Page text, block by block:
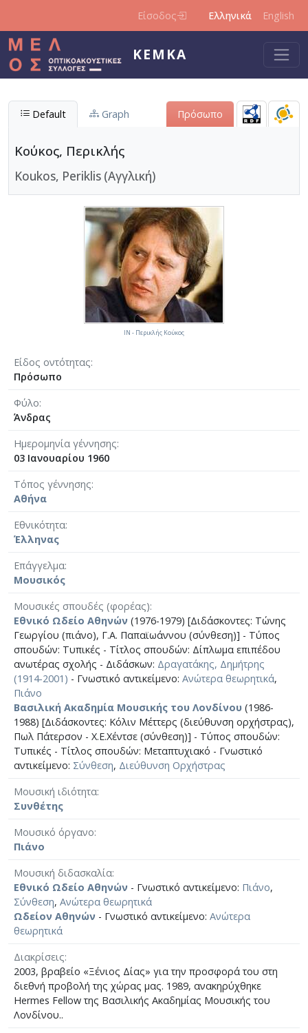
Είσοδος Ελληνικά English
ΚΕΜΚΑ
Default Graph Πρόσωπο
Κούκος, Περικλής
Koukos, Periklis (Αγγλική)
Είδος οντότητας
Πρόσωπο
Φύλο
Άνδρας
Ημερομηνία γέννησης
03 Ιανουαρίου 1960
Τόπος γέννησης
Αθήνα
Εθνικότητα
Έλληνας
Επάγγελμα
Μουσικός
Μουσικές σπουδές (φορέας)
Εθνικό Ωδείο Αθηνών (1976-1979) [Διδάσκοντες: Τώνης
Γεωργίου (πιάνο), Γ.Α. Παπαϊωάννου (σύνθεση)] - Τύπος
σπουδών: Τυπικές - Τίτλος σπουδών: Δίπλωμα επιπέδου
ανωτέρας σχολής - Διδάσκων: Δραγατάκης, Δημήτρης
(1914-2001) - Γνωστικό αντικείμενο: Ανώτερα θεωρητικά,
Πιάνο
Βασιλική Ακαδημία Μουσικής του Λονδίνου (1986-
1988) [Διδάσκοντες: Κόλιν Μέττερς (διεύθυνση ορχήστρας),
Πωλ Πάτερσον - Χ.Ε.Χέντσε (σύνθεση)] - Τύπος σπουδών:
Τυπικές - Τίτλος σπουδών: Μεταπτυχιακό - Γνωστικό
αντικείμενο: Σύνθεση, Διεύθυνση Ορχήστρας
Μουσική ιδιότητα
Συνθέτης
Μουσικό όργανο
Πιάνο
Μουσική διδασκαλία
Εθνικό Ωδείο Αθηνών - Γνωστικό αντικείμενο: Πιάνο,
Σύνθεση, Ανώτερα θεωρητικά
Ωδείον Αθηνών - Γνωστικό αντικείμενο: Ανώτερα
θεωρητικά
Διακρίσεις
2003, βραβείο «Ξένιος Δίας» για την προσφορά του στη
διεθνή προβολή της χώρας μας. 1989, ανακηρύχθηκε
Hermes Fellow της Βασιλικής Ακαδημίας Μουσικής του
Λονδίνου..
ΙΝ - Περικλής Κούκος